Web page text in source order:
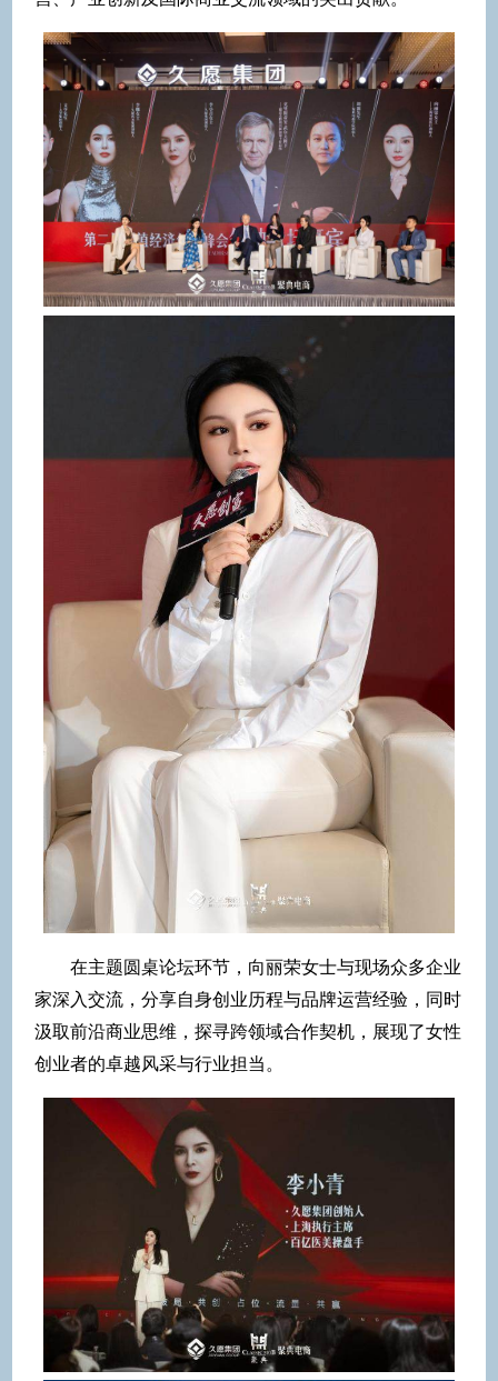
在主题圆桌论坛环节，向丽荣女士与现场众多企业
家深入交流，分享自身创业历程与品牌运营经验，同时
汲取前沿商业思维，探寻跨领域合作契机，展现了女性
创业者的卓越风采与行业担当。